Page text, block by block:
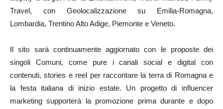
Travel, con Geolocalizzazione su Emilia-Romagna,
Lombardia, Trentino Alto Adige, Piemonte e Veneto.
Il sito sarà continuamente aggiornato con le proposte dei
singoli Comuni, come pure i canali social e digital con
contenuti, stories e reel per raccontare la terra di Romagna e
la festa italiana di inizio estate. Un progetto di influencer
marketing supporterà la promozione prima durante e dopo